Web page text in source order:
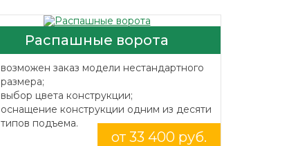
Распашные ворота
возможен заказ модели нестандартного
размера;
выбор цвета конструкции;
оснащение конструкции одним из десяти
типов подъема.
от 33 400 руб.